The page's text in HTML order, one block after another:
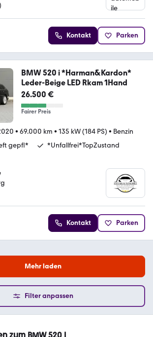
Kontakt Parken
BMW 520 i *Harman&Kardon*
Leder-Beige LED Rkam 1Hand
26.500 €
Fairer Preis
• 69.000 km • 135 kW (184 PS) • Benzin
gepfl*
*Unfallfrei*TopZustand
Kontakt Parken
Mehr laden
Filter anpassen